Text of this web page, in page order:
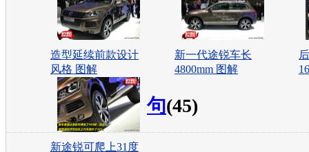
造型延续前款设计
风格 图解
新一代途锐车长
4800mm 图解
新途锐可爬上31度
句(45)